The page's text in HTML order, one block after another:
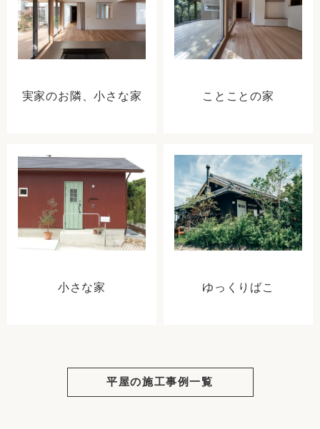
実家のお隣、小さな家 ことことの家
小さな家 ゆっくりばこ
平屋の施工事例一覧